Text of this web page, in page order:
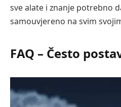
sve alate i znanje potrebno
samouvjereno na svim
FAQ – Često